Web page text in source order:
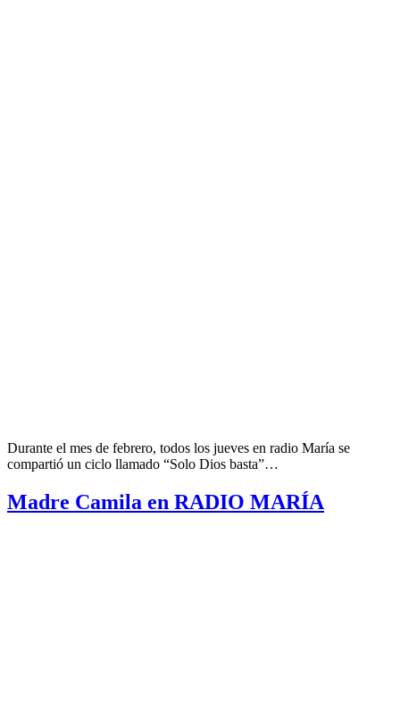
Durante el mes de febrero, todos los jueves en radio María se
compartió un ciclo llamado “Solo Dios basta”…
Madre Camila en RADIO MARÍA